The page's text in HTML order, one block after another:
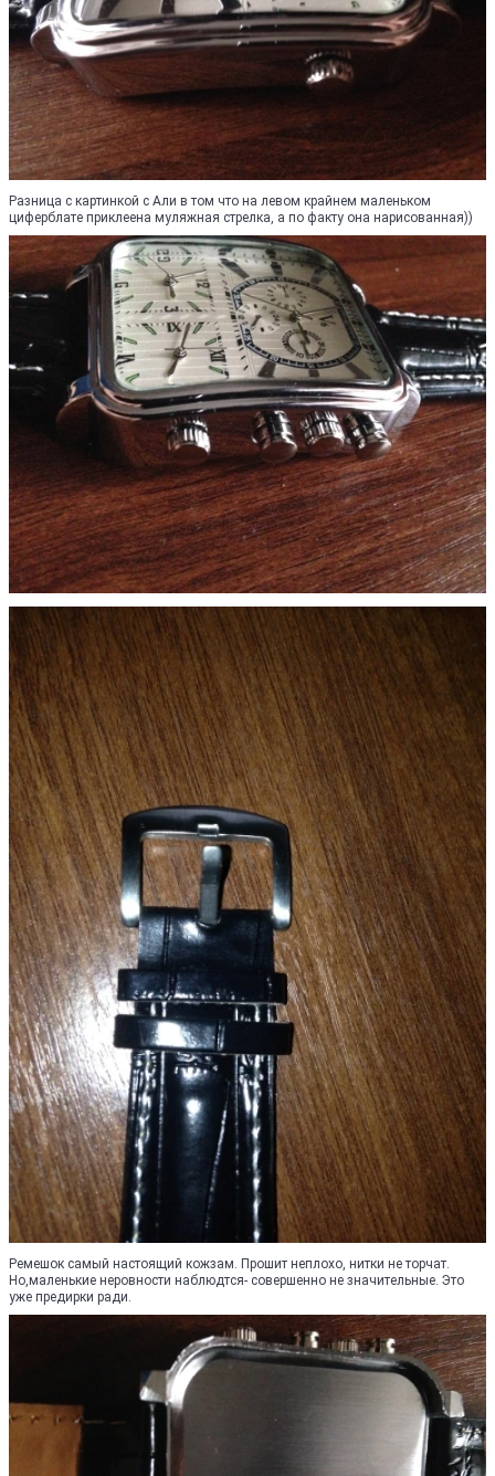
Разница с картинкой с Али в том что на левом крайнем маленьком
циферблате приклеена муляжная стрелка, а по факту она нарисованная))
Ремешок самый настоящий кожзам. Прошит неплохо, нитки не торчат.
Но,маленькие неровности наблюдтся- совершенно не значительные. Это
уже предирки ради.